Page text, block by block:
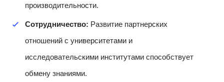
производительности.
Сотрудничество: Развитие партнерских
отношений с университетами и
исследовательскими институтами способствует
обмену знаниями.